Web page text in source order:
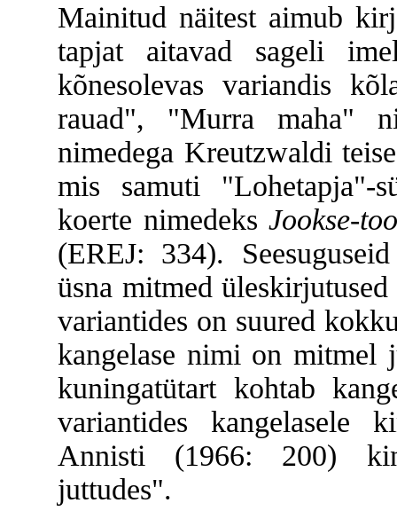
Mainitud näitest aimub
tapjat aitavad sageli
kõnesolevas variandis
rauad", "Murra maha"
nimedega Kreutzwaldi
mis samuti "Lohetapja"-
koerte nimedeks Jookse-
(EREJ: 334).
üsna mitmed
variantides on suured
kangelase nimi on mitmel
kuningatütart kohtab
variantides kangelasele
Annisti (1966: 200)
juttudes".